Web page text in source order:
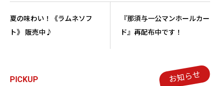
夏の味わい！《ラムネソフ
ト》 販売中♪
『那須与一公マンホールカー
ド』再配布中です！
お知らせ
PICKUP